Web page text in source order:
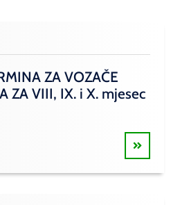
ZA VOZAČE
ZA VIII, IX. i X. mjesec